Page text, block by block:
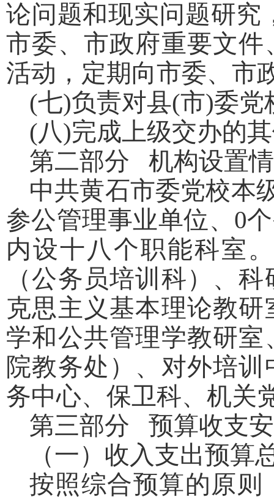
论问题和现实问题研究
市委、市政府重要文
活动，定期向市委、市
(七)负责对县(市)委
(八)完成上级交办的
第二部分 机构设置
中共黄石市委党校本
参公管理事业单位、0
内设十八个职能科室
（公务员培训科）、
克思主义基本理论教
学和公共管理学教研
院教务处）、对外培
务中心、保卫科、机关
第三部分 预算收支
（一）收入支出预算
按照综合预算的原则